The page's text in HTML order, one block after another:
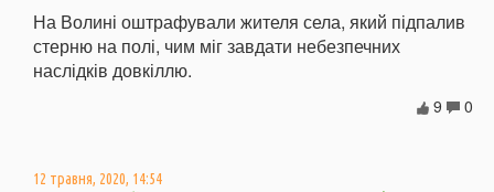
На Волині оштрафували жителя села, який підпалив
стерню на полі, чим міг завдати небезпечних
наслідків довкіллю.
0
9
12 травня, 2020, 14:54